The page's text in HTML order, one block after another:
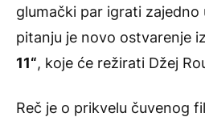
glumački par igrati zajedno
pitanju je novo ostvarenje
11“, koje će režirati Džej
Reč je o prikvelu čuvenog